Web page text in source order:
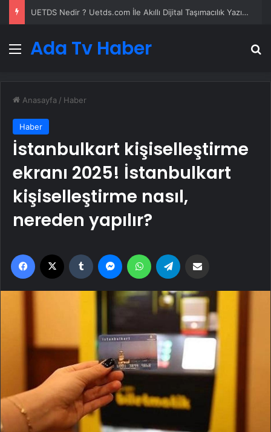
Datahost İle Güvenilir Sunucu Hizmetleri
Menü
Ada Tv Haber
Anasayfa / Haber
Haber
İstanbulkart kişiselleştirme
ekranı 2025! İstanbulkart
kişiselleştirme nasıl,
nereden yapılır?
Facebook Tumblr MessengerWhatsApp